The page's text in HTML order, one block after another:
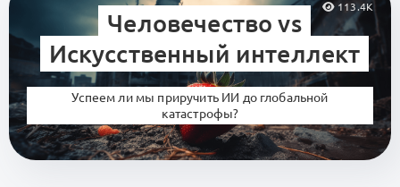
113.4K
Человечество vs
Искусственный интеллект
Успеем ли мы приручить ИИ до глобальной
катастрофы?